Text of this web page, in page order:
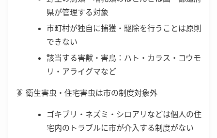
県が管理する対象
市町村が独自に捕獲・駆除を行うことは原則
できない
該当する害獣・害鳥：ハト・カラス・コウモ
リ・アライグマなど
🪳 衛生害虫・住宅害虫は市の制度対象外
ゴキブリ・ネズミ・シロアリなどは個人の住
宅内のトラブルに市が介入する制度がない